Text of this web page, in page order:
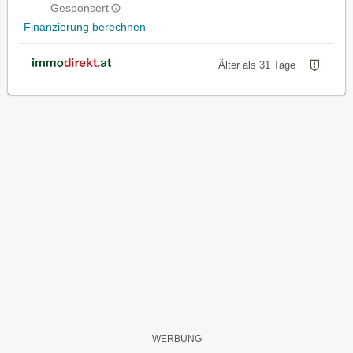
Gesponsert
Finanzierung berechnen
Älter als 31 Tage